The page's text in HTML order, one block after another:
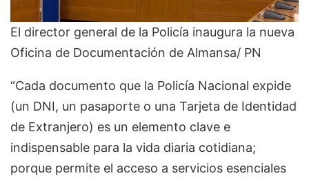
El director general de la Policía inaugura la nueva
Oficina de Documentación de Almansa/ PN
“Cada documento que la Policía Nacional expide
(un DNI, un pasaporte o una Tarjeta de Identidad
de Extranjero) es un elemento clave e
indispensable para la vida diaria cotidiana;
porque permite el acceso a servicios esenciales